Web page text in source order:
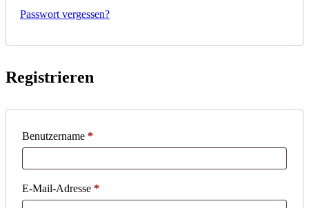
Passwort vergessen?
Registrieren
Benutzername *Erforderlich
E-Mail-Adresse *Erforderlich